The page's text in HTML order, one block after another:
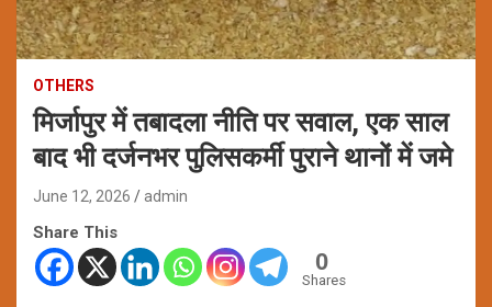
OTHERS
मिर्जापुर में तबादला नीति पर सवाल, एक साल
बाद भी दर्जनभर पुलिसकर्मी पुराने थानों में जमे
June 12, 2026 admin
Share This
0
Shares